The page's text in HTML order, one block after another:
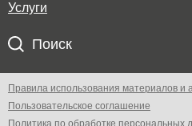
Услуги
Поиск
Правила использования материалов и
Пользовательское соглашение
Политика по обработке персональных